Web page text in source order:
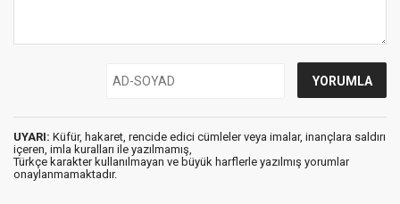
UYARI: Küfür, hakaret, rencide edici cümleler veya imalar, inançlara saldırı
içeren, imla kuralları ile yazılmamış,
Türkçe karakter kullanılmayan ve büyük harflerle yazılmış yorumlar
onaylanmamaktadır.